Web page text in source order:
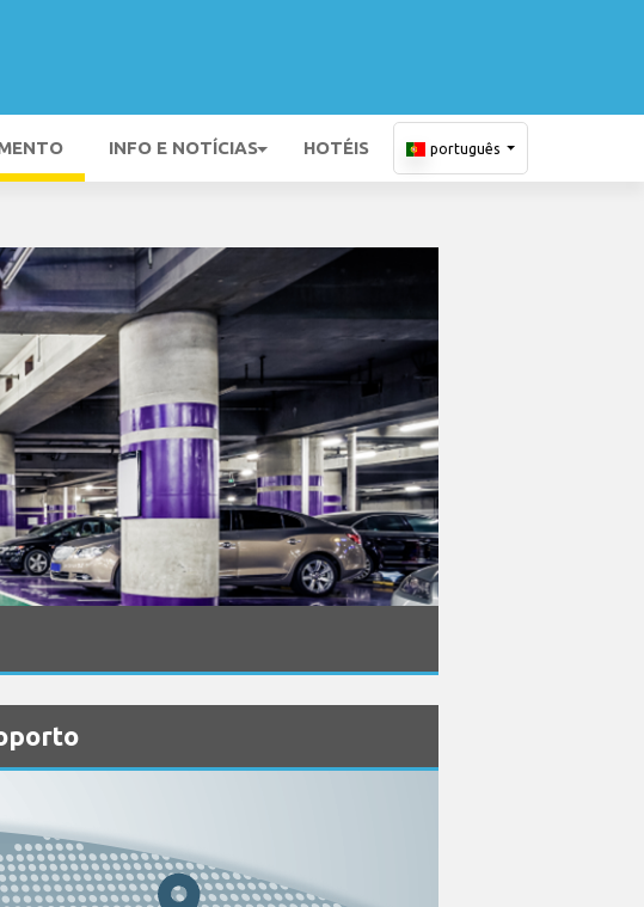
INFO E NOTÍCIAS HOTÉIS português